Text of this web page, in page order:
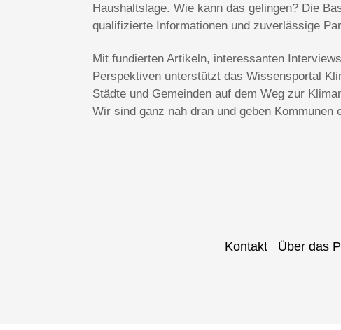
Haushaltslage. Wie kann das gelingen? Die
qualifizierte Informationen und zuverlässige
Mit fundierten Artikeln, interessanten
Perspektiven unterstützt das Wissensportal
Städte und Gemeinden auf dem Weg zur
Wir sind ganz nah dran und geben Kommunen
Kontakt Über das